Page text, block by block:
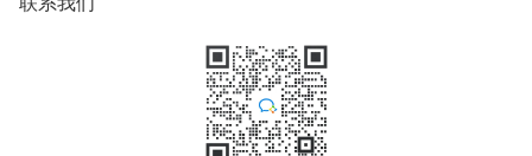
别墅模板
日式别墅
上海市浦东新区东方路1215-1217号